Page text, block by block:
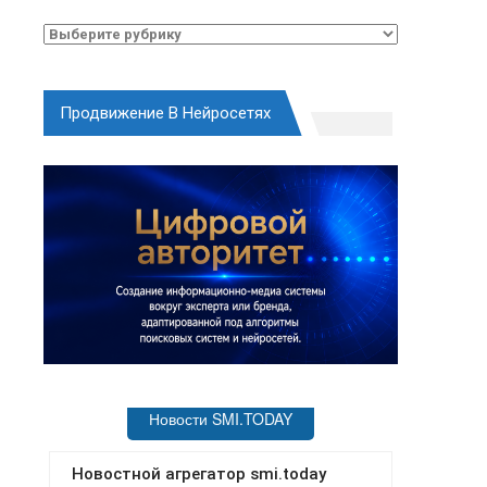
Рубрики
Продвижение В Нейросетях